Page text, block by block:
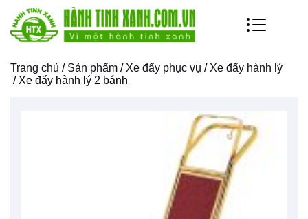
Trang chủ / Sản phẩm / Xe đẩy phục vụ / Xe đẩy hành lý
/ Xe đẩy hành lý 2 bánh